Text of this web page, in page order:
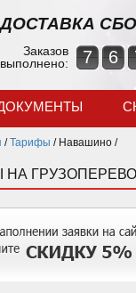
ДОСТАВКА
Заказов
выполнено:
7 6
/Тарифы / Навашино /
НА